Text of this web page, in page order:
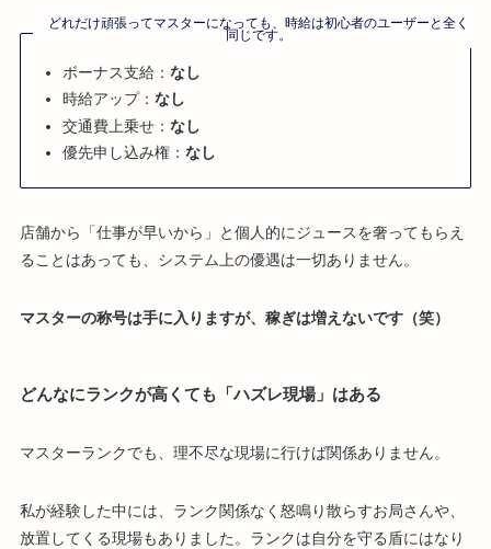
どれだけ頑張ってマスターになっても、時給は初心者のユーザーと全く
同じです。
ボーナス支給：なし
時給アップ：なし
交通費上乗せ：なし
優先申し込み権：なし
店舗から「仕事が早いから」と個人的にジュースを奢ってもらえ
ることはあっても、システム上の優遇は一切ありません。
マスターの称号は手に入りますが、稼ぎは増えないです（笑）
どんなにランクが高くても「ハズレ現場」はある
マスターランクでも、理不尽な現場に行けば関係ありません。
私が経験した中には、ランク関係なく怒鳴り散らすお局さんや、
放置してくる現場もありました。ランクは自分を守る盾にはなり